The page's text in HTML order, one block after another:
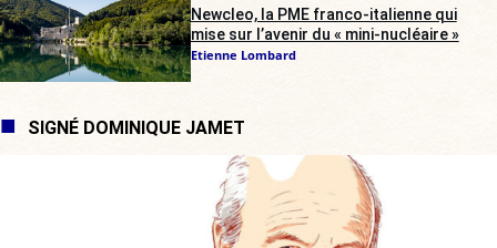
Newcleo, la PME franco-italienne qui
mise sur l’avenir du « mini-nucléaire »
Etienne Lombard
SIGNÉ DOMINIQUE JAMET